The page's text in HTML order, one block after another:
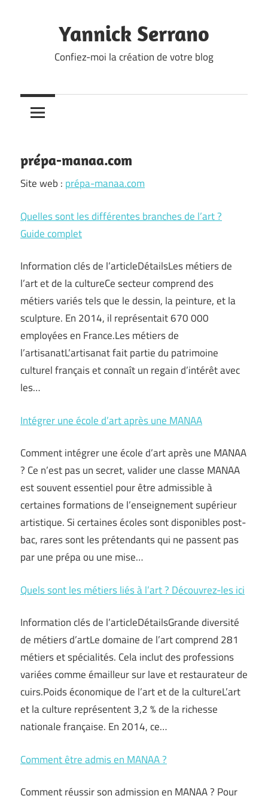
Yannick Serrano
Confiez-moi la création de votre blog
prépa-manaa.com
Site web : prépa-manaa.com
Quelles sont les différentes branches de l’art ?
Guide complet
Information clés de l’articleDétailsLes métiers de
l’art et de la cultureCe secteur comprend des
métiers variés tels que le dessin, la peinture, et la
sculpture. En 2014, il représentait 670 000
employées en France.Les métiers de
l’artisanatL’artisanat fait partie du patrimoine
culturel français et connaît un regain d’intérêt avec
les…
Intégrer une école d’art après une MANAA
Comment intégrer une école d’art après une MANAA
? Ce n’est pas un secret, valider une classe MANAA
est souvent essentiel pour être admissible à
certaines formations de l’enseignement supérieur
artistique. Si certaines écoles sont disponibles post-
bac, rares sont les prétendants qui ne passent pas
par une prépa ou une mise…
Quels sont les métiers liés à l’art ? Découvrez-les ici
Information clés de l’articleDétailsGrande diversité
de métiers d’artLe domaine de l’art comprend 281
métiers et spécialités. Cela inclut des professions
variées comme émailleur sur lave et restaurateur de
cuirs.Poids économique de l’art et de la cultureL’art
et la culture représentent 3,2 % de la richesse
nationale française. En 2014, ce…
Comment être admis en MANAA ?
Comment réussir son admission en MANAA ? Pour